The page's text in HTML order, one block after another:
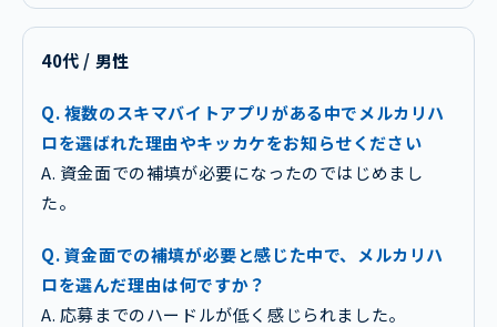
40代 / 男性
Q. 複数のスキマバイトアプリがある中でメルカリハ
ロを選ばれた理由やキッカケをお知らせください
A. 資金面での補填が必要になったのではじめまし
た。
Q. 資金面での補填が必要と感じた中で、メルカリハ
ロを選んだ理由は何ですか？
A. 応募までのハードルが低く感じられました。